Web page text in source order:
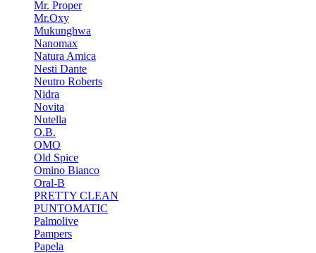
Mr. Proper
Mr.Oxy
Mukunghwa
Nanomax
Natura Amica
Nesti Dante
Neutro Roberts
Nidra
Novita
Nutella
O.B.
OMO
Old Spice
Omino Bianco
Oral-B
PRETTY CLEAN
PUNTOMATIC
Palmolive
Pampers
Papela